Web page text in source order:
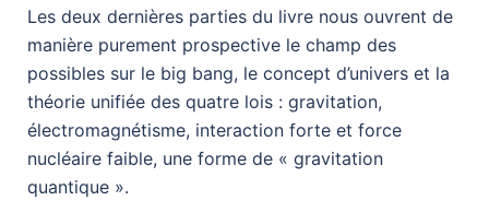
Les deux dernières parties du livre nous ouvrent de
manière purement prospective le champ des
possibles sur le big bang, le concept d’univers et la
théorie unifiée des quatre lois : gravitation,
électromagnétisme, interaction forte et force
nucléaire faible, une forme de « gravitation
quantique ».